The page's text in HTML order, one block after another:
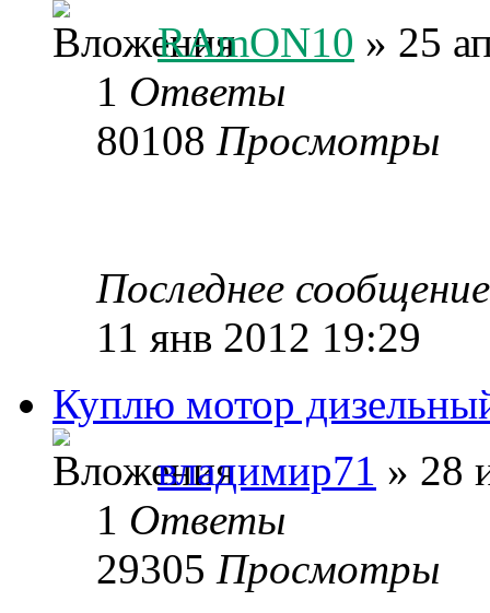
RAmON10 » 25
1 Ответы
80108 Просмотры
Последнее
11 янв 2012 19:29
Куплю мотор
владимир71 » 28
1 Ответы
29305 Просмотры